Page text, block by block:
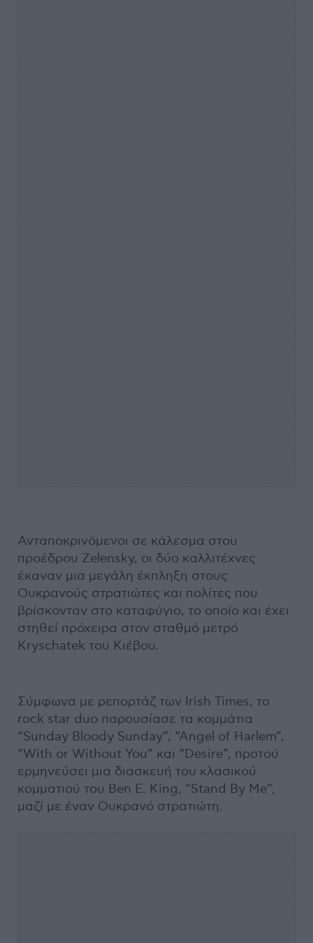
Ανταποκρινόμενοι σε κάλεσμα στου
προέδρου Zelensky, οι δύο καλλιτέχνες
έκαναν μια μεγάλη έκπληξη στους
Ουκρανούς στρατιώτες και πολίτες που
βρίσκονταν στο καταφύγιο, το οποίο και έχει
στηθεί πρόχειρα στον σταθμό μετρό
Kryschatek του Κιέβου.
Σύμφωνα με ρεπορτάζ των Irish Times, το
rock star duo παρουσίασε τα κομμάτια
“Sunday Bloody Sunday”, “Angel of Harlem”,
“With or Without You” και “Desire”, προτού
ερμηνεύσει μια διασκευή του κλασικού
κομματιού του Ben E. King, “Stand By Me”,
μαζί με έναν Ουκρανό στρατιώτη.